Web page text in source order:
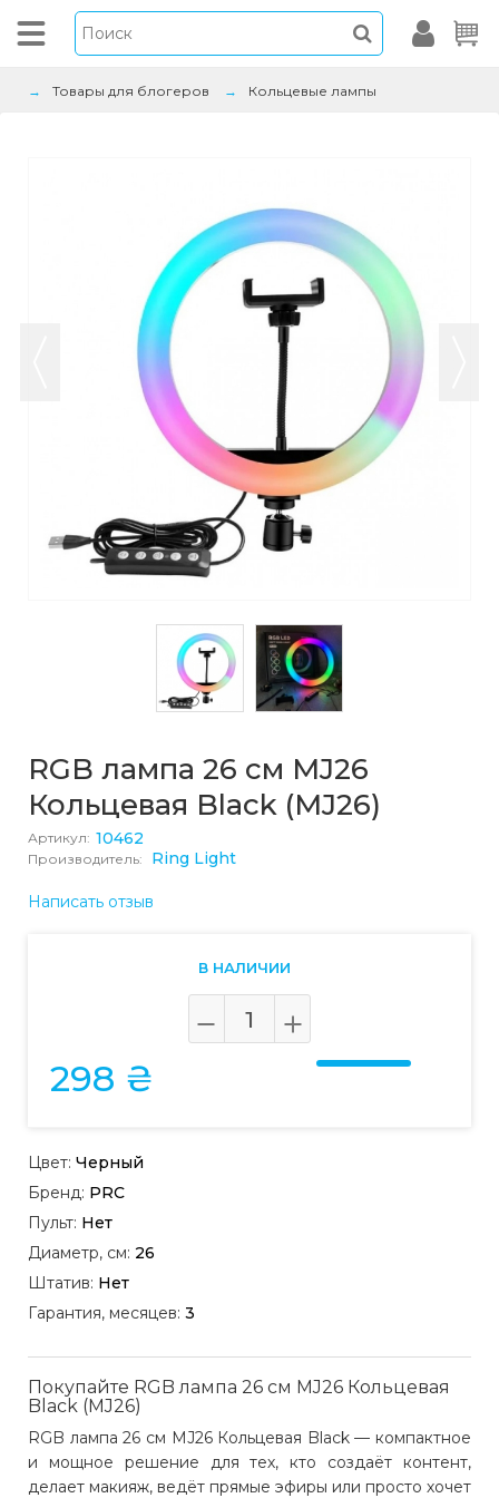
Товары для блогеров Кольцевые лампы
RGB лампа 26 см MJ26
Кольцевая Black (MJ26)
Артикул: 10462
Производитель: Ring Light
Написать отзыв
В НАЛИЧИИ
298 ₴
Цвет: Черный
Бренд: PRC
Пульт: Нет
Диаметр, см: 26
Штатив: Нет
Гарантия, месяцев: 3
Покупайте RGB лампа 26 см MJ26 Кольцевая
Black (MJ26)
RGB лампа 26 см MJ26 Кольцевая Black — компактное
и мощное решение для тех, кто создаёт контент,
делает макияж, ведёт прямые эфиры или просто хочет